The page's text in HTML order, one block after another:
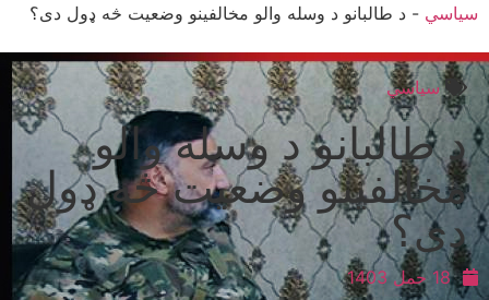
سیاسي - د طالبانو د وسله والو مخالفینو وضعیت څه ډول دی؟
سیاسي
د طالبانو د وسله والو
مخالفینو وضعیت څه ډول
دی؟
18 حمل 1403